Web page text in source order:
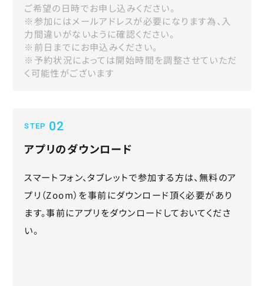
ご希望の日時でお申し込みください。
※参加にはメールアドレスが必要になります為、入
力間違いがないように確認ください。
※前日までにお申込みください。
※予約状況によっては開始時間を調整させていただ
く可能性がございます
STEP 02
アプリのダウンロード
スマートフォン、タブレットで参加する方は、無料のア
プリ（Zoom）を事前にダウンロード頂く必要があり
ます。事前にアプリをダウンロードしておいてくださ
い。